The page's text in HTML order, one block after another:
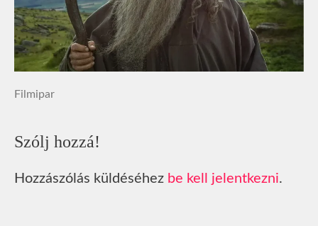
Filmipar
Szólj hozzá!
Hozzászólás küldéséhez be kell jelentkezni.